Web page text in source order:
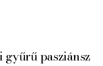
gyűrű pasziánsz